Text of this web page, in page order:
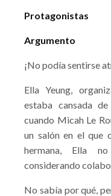
Protagonistas
Argumento
¡No podía sentirse
Ella Yeung,
estaba cansada
cuando Micah Le
un salón en el que
hermana, Ella
considerando
No sabía por qué,